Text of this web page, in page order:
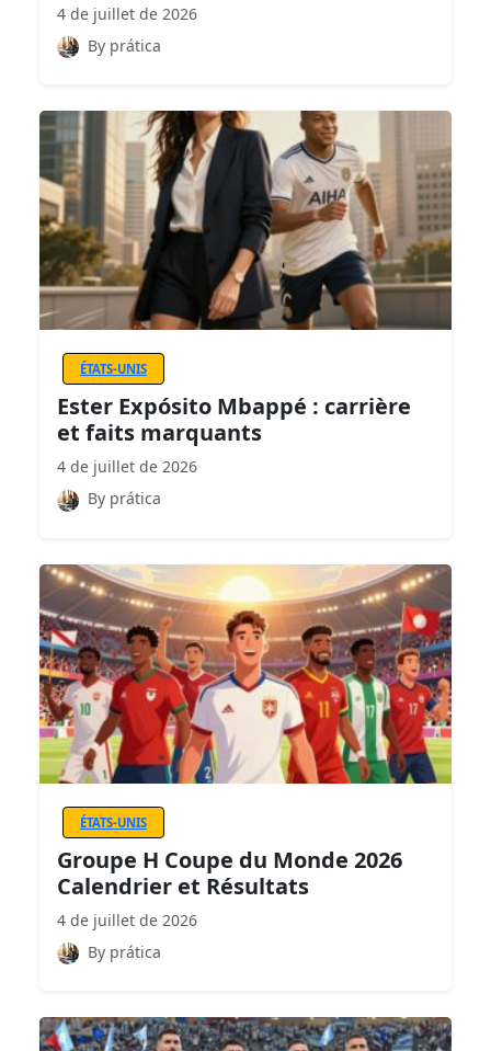
4 de juillet de 2026
By prática
ÉTATS-UNIS
Ester Expósito Mbappé : carrière
et faits marquants
4 de juillet de 2026
By prática
ÉTATS-UNIS
Groupe H Coupe du Monde 2026
Calendrier et Résultats
4 de juillet de 2026
By prática